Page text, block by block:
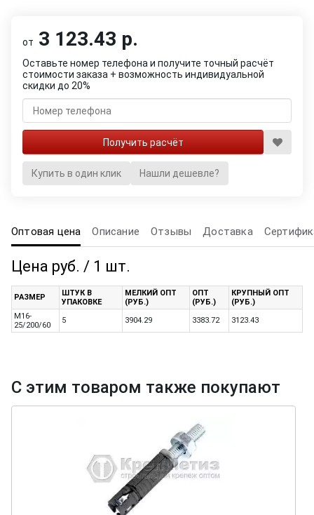
от 3 123.43 р.
Оставьте номер телефона и получите точный расчёт
стоимости заказа + возможность индивидуальной
скидки до 20%
Купить в один клик Нашли дешевле?
Оптовая цена Описание Отзывы Доставка
Цена руб. / 1 шт.
РАЗМЕР
ШТУК В
УПАКОВКЕ
МЕЛКИЙ ОПТ
(РУБ.)
ОПТ
(РУБ.)
КРУПНЫЙ ОПТ
(РУБ.)
M16-
25/200/60
5 3904.29 3383.72 3123.43
С этим товаром также покупают